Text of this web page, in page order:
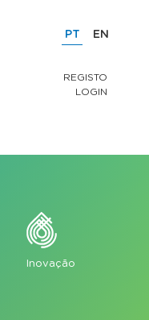
PT EN
REGISTO
LOGIN
Inovação